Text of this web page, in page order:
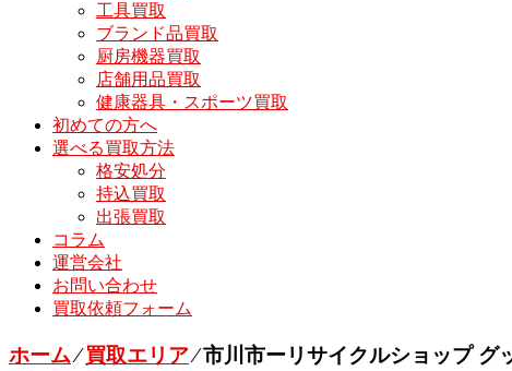
工具買取
ブランド品買取
厨房機器買取
店舗用品買取
健康器具・スポーツ買取
初めての方へ
選べる買取方法
格安処分
持込買取
出張買取
コラム
運営会社
お問い合わせ
買取依頼フォーム
ホーム⁄買取エリア⁄市川市ーリサイクルショップ グ